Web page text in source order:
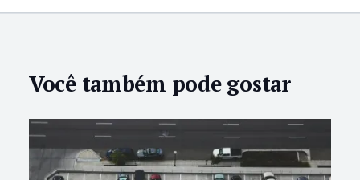
Você também pode gostar